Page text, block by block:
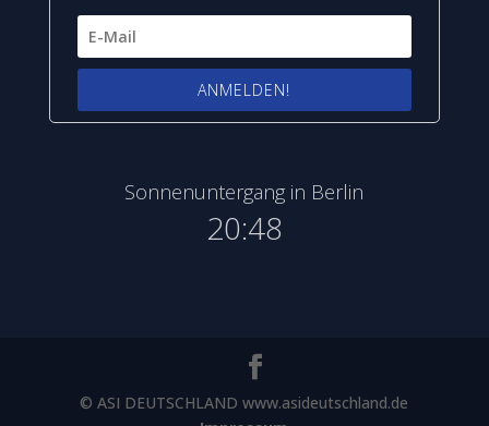
ANMELDEN!
Sonnenuntergang in Berlin
20:48
© ASI DEUTSCHLAND www.asideutschland.de